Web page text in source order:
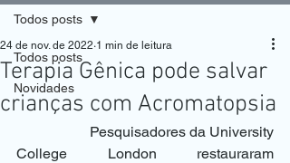
Todos posts
Novidades
Todos posts
Terapia Gênica pode salvar
crianças com Acromatopsia
24 de nov. de 2022 1 min de leitura
College London restauraram